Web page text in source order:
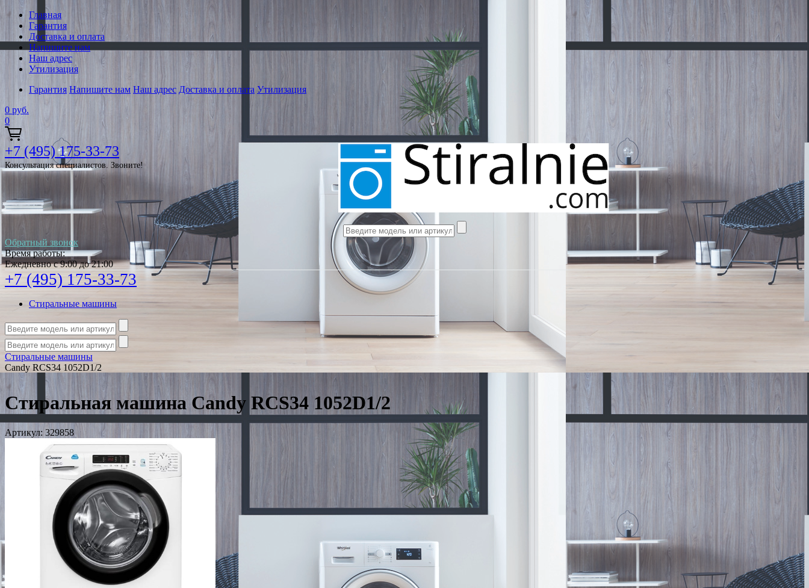
Главная
Гарантия
Доставка и оплата
Напишите нам
Наш адрес
Утилизация
Гарантия Напишите нам Наш адрес Доставка и оплата Утилизация
0 руб.
0
+7 (495) 175-33-73
Консультация специалистов. Звоните!
Обратный звонок
Время работы:
Ежедневно с 9:00 до 21:00
+7 (495) 175-33-73
Стиральные машины
Стиральные машины
Candy RCS34 1052D1/2
Стиральная машина Candy RCS34 1052D1/2
Артикул: 329858